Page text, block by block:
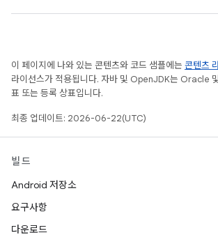
이 페이지에 나와 있는 콘텐츠와 코드 샘플에는 콘텐츠
라이선스가 적용됩니다. 자바 및 OpenJDK는 Oracle
표 또는 등록 상표입니다.
최종 업데이트: 2026-06-22(UTC)
빌드
Android 저장소
요구사항
다운로드